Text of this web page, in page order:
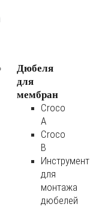
Дюбеля
для
мембран
Croco
A
Croco
B
Инструмент
для
монтажа
дюбелей